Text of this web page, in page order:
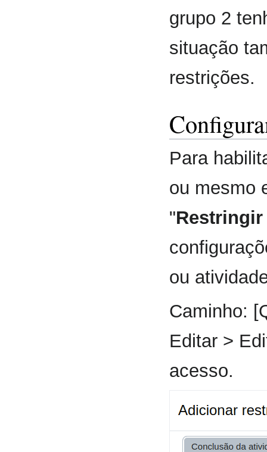
grupo 2
situação
restrições.
Para
ou mesmo
"
ou
Caminho:
Editar >
acesso.